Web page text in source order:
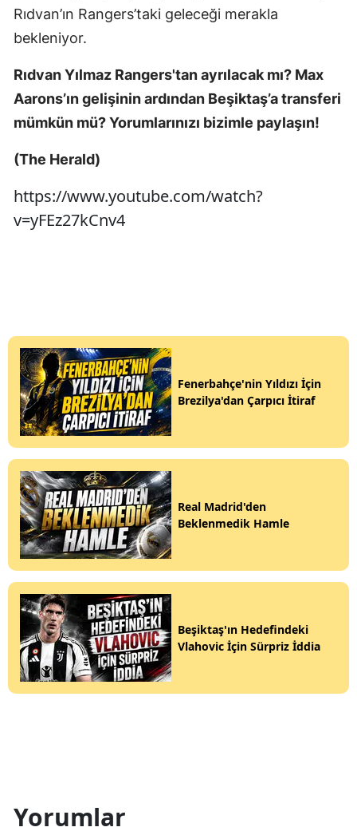
Rıdvan’ın Rangers’taki geleceği merakla
bekleniyor.
Rıdvan Yılmaz Rangers'tan ayrılacak mı? Max
Aarons’ın gelişinin ardından Beşiktaş’a transferi
mümkün mü? Yorumlarınızı bizimle paylaşın!
(The Herald)
https://www.youtube.com/watch?
v=yFEz27kCnv4
Fenerbahçe'nin Yıldızı İçin
Brezilya'dan Çarpıcı İtiraf
Real Madrid'den
Beklenmedik Hamle
Beşiktaş'ın Hedefindeki
Vlahovic İçin Sürpriz İddia
Yorumlar